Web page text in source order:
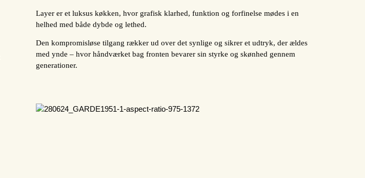
Layer er et luksus køkken, hvor grafisk klarhed, funktion og forfinelse mødes i en
helhed med både dybde og lethed.
Den kompromisløse tilgang rækker ud over det synlige og sikrer et udtryk, der ældes
med ynde – hvor håndværket bag fronten bevarer sin styrke og skønhed gennem
generationer.